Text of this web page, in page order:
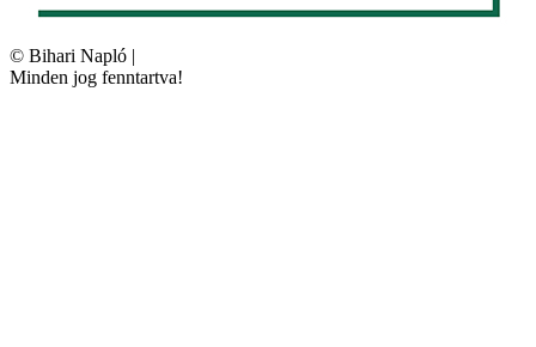
© Bihari Napló |
Minden jog fenntartva!